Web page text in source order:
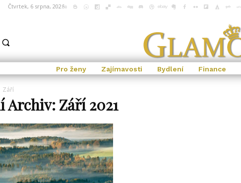
Čtvrtek, 6 srpna, 2026
Pro ženy Zajímavosti Bydlení Finance
Září
Archiv: Září 2021